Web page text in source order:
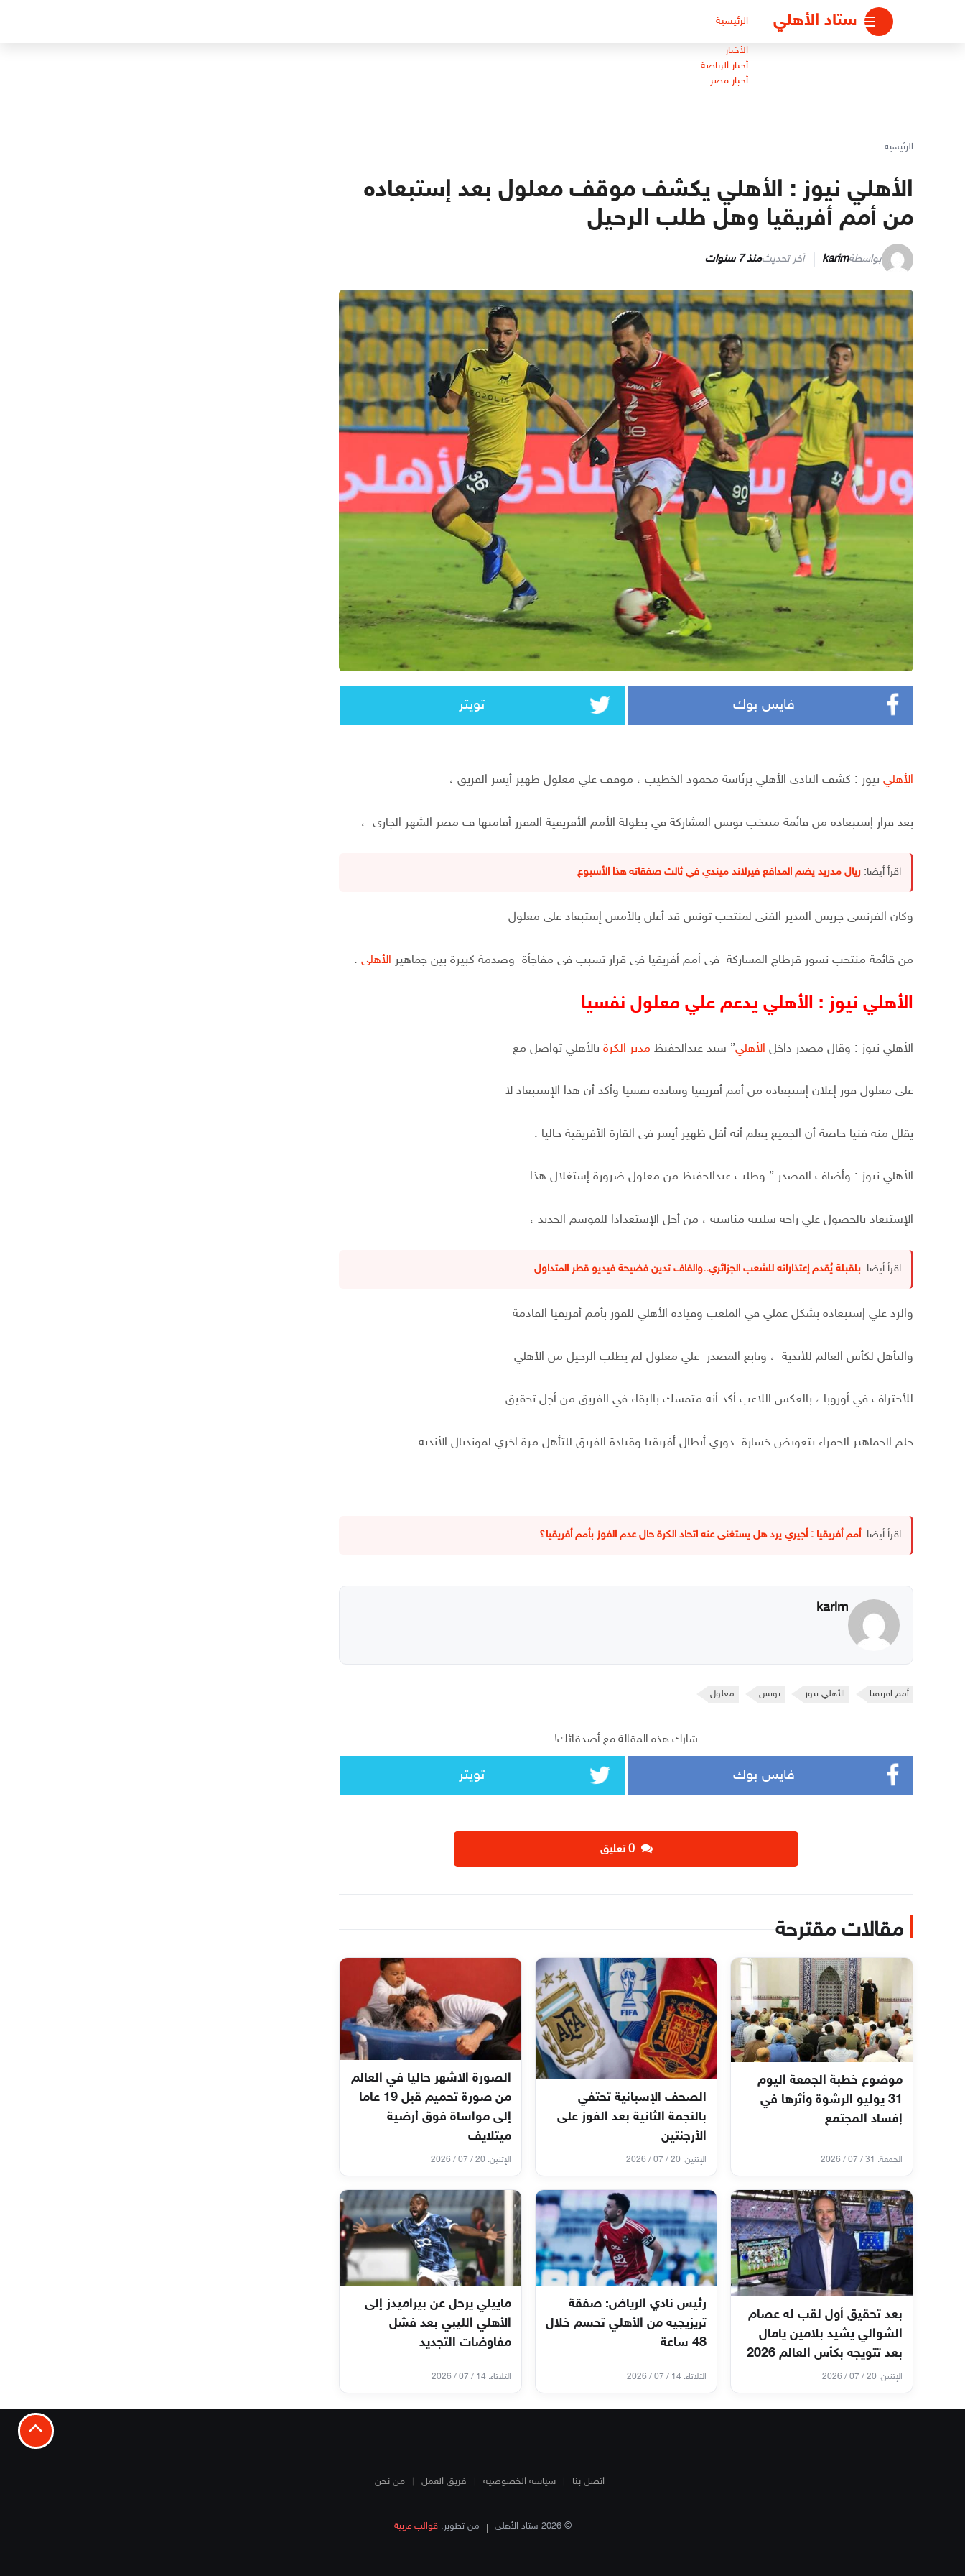
ستاد الأهلي الرئيسية
الأخبار
أخبار الرياضة
أخبار مصر
الرئيسية
الأهلي نيوز : الأهلي يكشف موقف معلول بعد إستبعاده
من أمم أفريقيا وهل طلب الرحيل
بواسطةkarim آخر تحديثمنذ 7 سنوات
فايس بوك تويتر
الأهلي نيوز : كشف النادي الأهلي برئاسة محمود الخطيب ، موقف علي معلول ظهير أيسر الفريق ،
بعد قرار إستبعاده من قائمة منتخب تونس المشاركة في بطولة الأمم الأفريقية المقرر أقامتها ف مصر الشهر الجاري ،
اقرأ أيضا: ريال مدريد يضم المدافع فيرلاند ميندي في ثالث صفقاته هذا الأسبوع
وكان الفرنسي جريس المدير الفني لمنتخب تونس قد أعلن بالأمس إستبعاد علي معلول
من قائمة منتخب نسور قرطاج المشاركة في أمم أفريقيا في قرار تسبب في مفاجأة وصدمة كبيرة بين جماهير الأهلي .
الأهلي نيوز : الأهلي يدعم علي معلول نفسيا
الأهلي نيوز : وقال مصدر داخل الأهلي” سيد عبدالحفيظ مدير الكرة بالأهلي تواصل مع
علي معلول فور إعلان إستبعاده من أمم أفريقيا وسانده نفسيا وأكد أن هذا الإستبعاد لا
يقلل منه فنيا خاصة أن الجميع يعلم أنه أفل ظهير أيسر في القارة الأفريقية حاليا .
الأهلي نيوز : وأضاف المصدر ” وطلب عبدالحفيظ من معلول ضرورة إستغلال هذا
الإستبعاد بالحصول علي راحه سلبية مناسبة ، من أجل الإستعدادا للموسم الجديد ،
اقرأ أيضا: بلقبلة يُقدم إعتذاراته للشعب الجزائري..والفاف تدين فضيحة فيديو قطر المتداول
والرد علي إستبعادة بشكل عملي في الملعب وقيادة الأهلي للفوز بأمم أفريقيا القادمة
والتأهل لكأس العالم للأندية ، وتابع المصدر علي معلول لم يطلب الرحيل من الأهلي
للأحتراف في أوروبا ، بالعكس اللاعب أكد أنه متمسك بالبقاء في الفريق من أجل تحقيق
حلم الجماهير الحمراء بتعويض خسارة دوري أبطال أفريقيا وقيادة الفريق للتأهل مرة اخري لمونديال الأندية .
اقرأ أيضا: أمم أفريقيا : أجيري يرد هل يستغنى عنه اتحاد الكرة حال عدم الفوز بأمم أفريقيا؟
karim
أمم افريقيا الأهلي نيوز تونس معلول
شارك هذه المقالة مع أصدقائك!
فايس بوك تويتر
‫0 تعليق
مقالات مقترحة
موضوع خطبة الجمعة اليوم
31 يوليو الرشوة وأثرها في
إفساد المجتمع
الجمعة: 31 / 07 / 2026
الصحف الإسبانية تحتفي
بالنجمة الثانية بعد الفوز على
الأرجنتين
الإثنين: 20 / 07 / 2026
الصورة الاشهر حاليا في العالم
من صورة تحميم قبل 19 عاما
إلى مواساة فوق أرضية
ميتلايف
الإثنين: 20 / 07 / 2026
بعد تحقيق أول لقب له عصام
الشوالي يشيد بلامين يامال
بعد تتويجه بكأس العالم 2026
الإثنين: 20 / 07 / 2026
رئيس نادي الرياض: صفقة
تريزيجيه من الأهلي تحسم خلال
48 ساعة
الثلاثاء: 14 / 07 / 2026
ماييلي يرحل عن بيراميدز إلى
الأهلي الليبي بعد فشل
مفاوضات التجديد
الثلاثاء: 14 / 07 / 2026
اتصل بنا سياسة الخصوصية فريق العمل من نحن
© 2026 ستاد الأهلي من تطوير:قوالب عربية